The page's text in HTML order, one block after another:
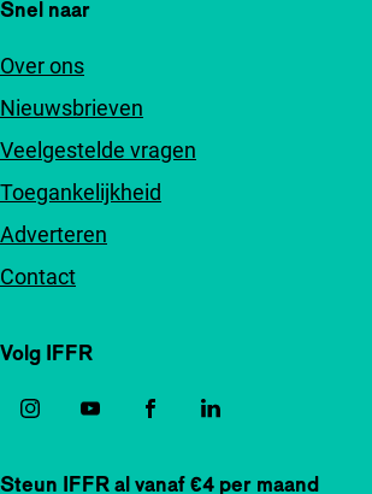
Snel naar
Over ons
Nieuwsbrieven
Veelgestelde vragen
Toegankelijkheid
Adverteren
Contact
Volg IFFR
Steun IFFR al vanaf €4 per maand